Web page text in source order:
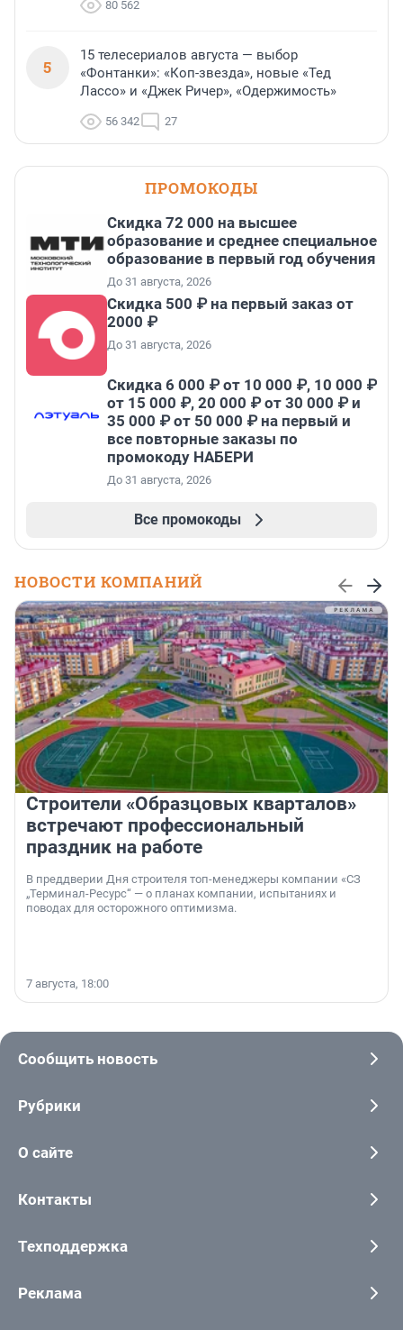
80 562
5
15 телесериалов августа — выбор
«Фонтанки»: «Коп-звезда», новые «Тед
Лассо» и «Джек Ричер», «Одержимость»
56 342 27
ПРОМОКОДЫ
Скидка 72 000 на высшее
образование и среднее специальное
образование в первый год обучения
До 31 августа, 2026
Скидка 500 ₽ на первый заказ от
2000 ₽
До 31 августа, 2026
Скидка 6 000 ₽ от 10 000 ₽, 10 000 ₽
от 15 000 ₽, 20 000 ₽ от 30 000 ₽ и
35 000 ₽ от 50 000 ₽ на первый и
все повторные заказы по
промокоду НАБЕРИ
До 31 августа, 2026
Все промокоды
НОВОСТИ КОМПАНИЙ
Строители «Образцовых кварталов»
встречают профессиональный
праздник на работе
В преддверии Дня строителя топ-менеджеры компании «СЗ
„Терминал-Ресурс“ — о планах компании, испытаниях и
поводах для осторожного оптимизма.
7 августа, 18:00
Сообщить новость
Рубрики
О сайте
Контакты
Техподдержка
Реклама